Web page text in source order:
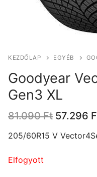
KEZDŐLAP EGYÉB
Goodyear
Gen3 XL
81.090Ft Original
was:
57.296
205/60R15 V
Elfogyott